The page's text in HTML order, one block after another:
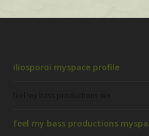
iliosporoi myspace profile
feel my bass productions